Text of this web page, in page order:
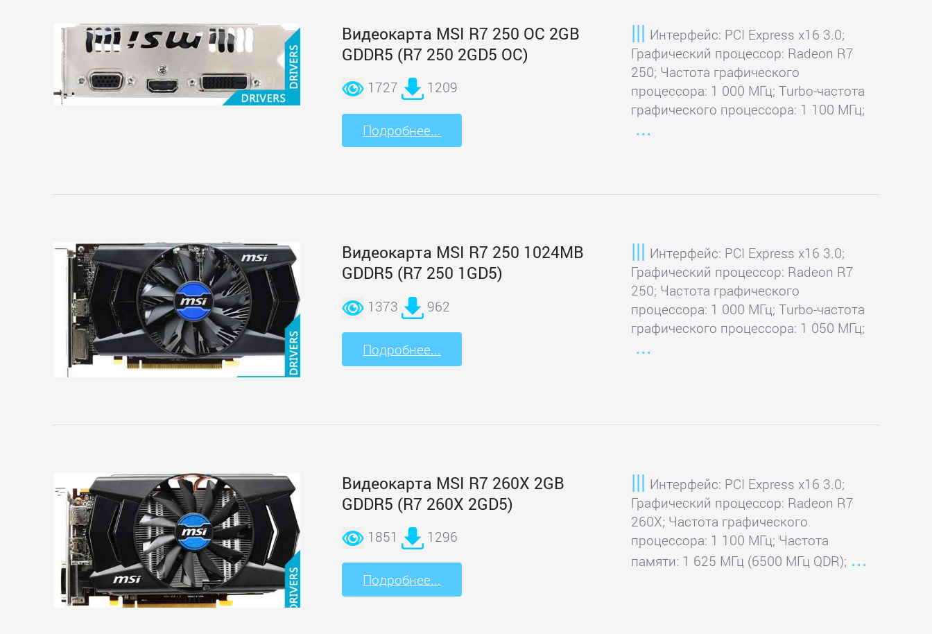
Видеокарта MSI R7 250 OC 2GB
GDDR5 (R7 250 2GD5 OC)
1727 1209
Подробнее...
Интерфейс: PCI Express x16 3.0;
Графический процессор: Radeon R7
250; Частота графического
процессора: 1 000 МГц; Turbo-частота
графического процессора: 1 100 МГц;
Видеокарта MSI R7 250 1024MB
GDDR5 (R7 250 1GD5)
1373 962
Подробнее...
Интерфейс: PCI Express x16 3.0;
Графический процессор: Radeon R7
250; Частота графического
процессора: 1 000 МГц; Turbo-частота
графического процессора: 1 050 МГц;
Видеокарта MSI R7 260X 2GB
GDDR5 (R7 260X 2GD5)
1851 1296
Подробнее...
Интерфейс: PCI Express x16 3.0;
Графический процессор: Radeon R7
260X; Частота графического
процессора: 1 100 МГц; Частота
памяти: 1 625 МГц (6500 МГц QDR);
Контакты
EliteGroup
Force3D